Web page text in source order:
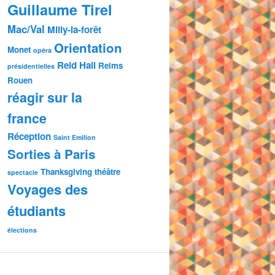
Guillaume Tirel
Mac/Val Milly-la-forêt
Monet opéra Orientation
présidentielles Reid Hall Reims
Rouen
réagir sur la
france
Réception Saint Emilion
Sorties à Paris
spectacle Thanksgiving théâtre
Voyages des
étudiants
élections